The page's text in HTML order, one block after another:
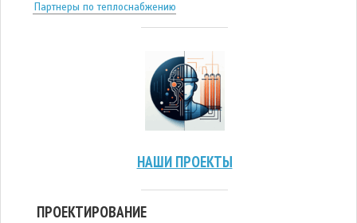
Партнеры по теплоснабжению
НАШИ ПРОЕКТЫ
ПРОЕКТИРОВАНИЕ